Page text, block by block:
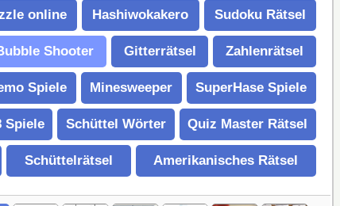
online Hashiwokakero Sudoku Rätsel
Shooter Gitterrätsel Zahlenrätsel
Spiele Minesweeper SuperHase Spiele
Spiele Schüttel Wörter Quiz Master Rätsel
Schüttelrätsel Amerikanisches Rätsel